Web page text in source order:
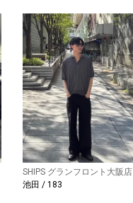
SHIPS グランフロント大阪店
池田 / 183